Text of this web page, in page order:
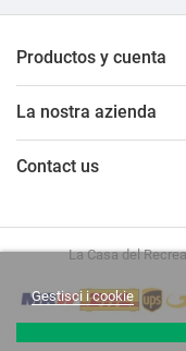
Productos y cuenta
La nostra azienda
Contact us
Gestisci i cookie
La Casa del